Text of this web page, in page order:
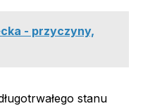
- przyczyny,
stanu